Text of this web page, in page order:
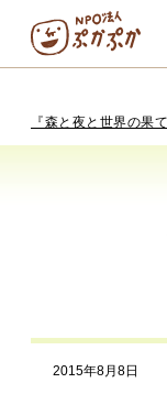
お休み中
2015年8月8日